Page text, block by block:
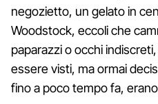
negozietto, un gelato in
Woodstock, eccoli che
paparazzi o occhi
essere visti, ma ormai
fino a poco tempo fa,